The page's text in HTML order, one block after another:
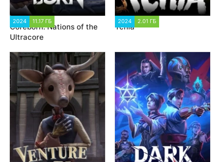
2024 11.17 ГБ
Coreborn: Nations of the
Ultracore
2024 2.01 ГБ
Tchia